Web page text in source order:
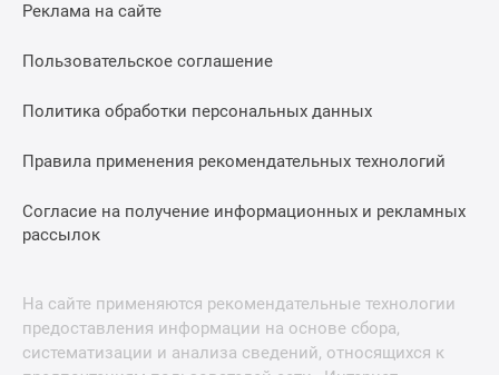
Реклама на сайте
Пользовательское соглашение
Политика обработки персональных данных
Правила применения рекомендательных технологий
Согласие на получение информационных и рекламных
рассылок
На сайте применяются рекомендательные технологии
предоставления информации на основе сбора,
систематизации и анализа сведений, относящихся к